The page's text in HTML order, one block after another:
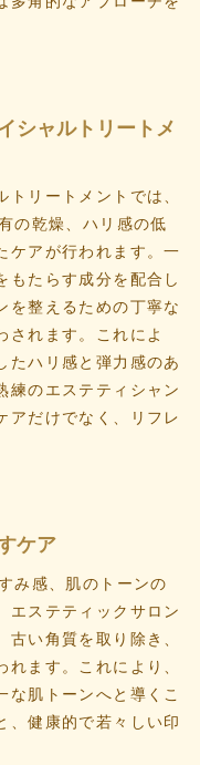
シャルトリートメ
リートメントでは、
の乾燥、ハリ感の低
ケアが行われます。一
もたらす成分を配合し
を整えるための丁寧な
されます。これによ
たハリ感と弾力感のあ
練のエステティシャン
アだけでなく、リフレ
ケア
み感、肌のトーンの
エステティックサロン
い角質を取り除き、
ます。これにより、
な肌トーンへと導くこ
、健康的で若々しい印